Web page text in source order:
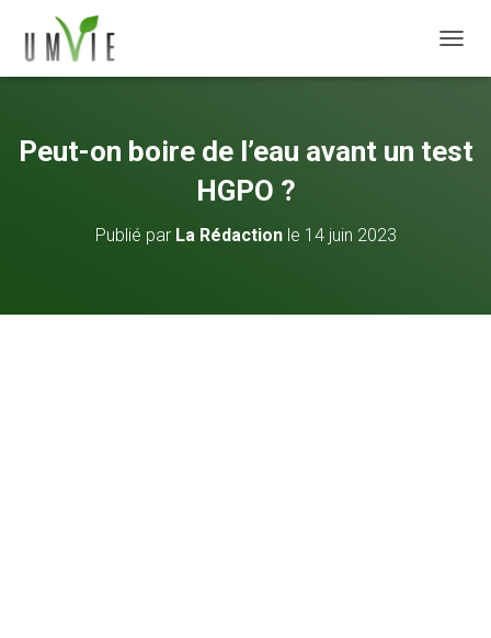
Peut-on boire de l’eau avant un test
HGPO ?
Publié par La Rédactionle 14 juin 2023